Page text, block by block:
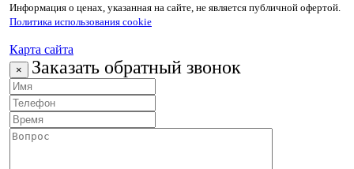
Информация о ценах, указанная на сайте, не является публичной офертой.
Политика использования cookie
Карта сайта
× Заказать обратный звонок